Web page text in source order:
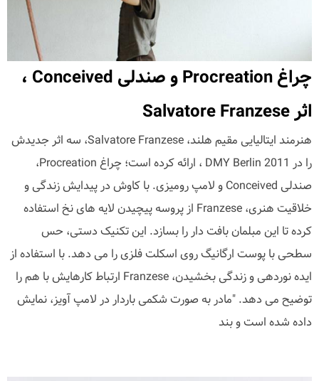
چراغ Procreation و صندلی Conceived ،
اثر Salvatore Franzese
هنرمند ایتالیایی مقیم هلند، Salvatore Franzese، سه اثر جدیدش
را در DMY Berlin 2011 ، ارائه کرده است؛ چراغ Procreation،
صندلی Conceived و لامپ رومیزی. با کاوش در پیدایش زندگی و
خلاقیت هنری، Franzese از پروسه پیچیدن لایه های نخ استفاده
کرده تا این مبلمان بافت دار را بسازد. این تکنیک دستی، حس
سطحی با پوست ارگانیگ روی اسکلت فلزی را می دهد. با استفاده از
ایده نوردهی و زندگی بخشیدن، Franzese ارتباط کارهایش با هم را
توضیح می دهد. "مادر به صورت شکمی باردار در لامپ آویز، نمایش
داده شده است و بند